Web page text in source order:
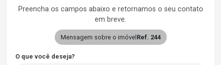
Preencha os campos abaixo e retornamos o seu contato
em breve.
Mensagem sobre o imóvelRef. 244
O que você deseja?